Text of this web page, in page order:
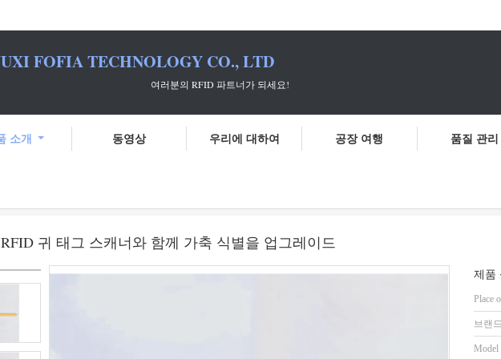
FOFIA TECHNOLOGY CO., LTD
러분의 RFID 파트너가 되세요!
소개 동영상 우리에 대하여 공장 여행 품질 관리
귀 태그 스캐너와 함께 가축 식별을 업그레이드
제품
Place
브랜
Model